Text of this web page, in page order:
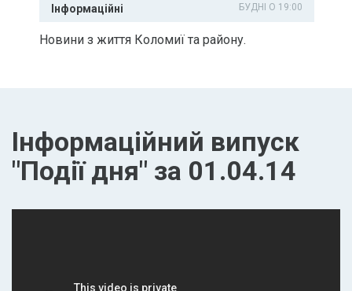
Інформаційні БУДНІ О 19:00
Новини з життя Коломиї та району.
Інформаційний випуск
"Події дня" за 01.04.14